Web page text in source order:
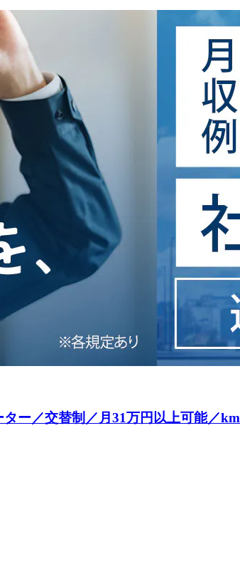
ー／交替制／月31万円以上可能／